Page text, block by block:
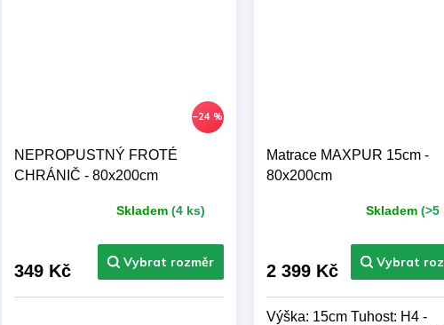
–24 %
NEPROPUSTNÝ FROTÉ
CHRÁNIČ - 80x200cm
je
Skladem (4 ks)
349 Kč
Matrace MAXPUR 15cm -
80x200cm
je
hvězdiček.
Skladem (>5
2 399 Kč
Výška: 15cm Tuhost: H4 -